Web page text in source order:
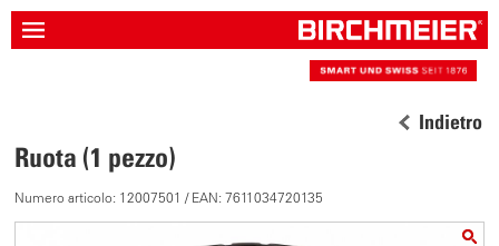
Indietro
Ruota (1 pezzo)
Numero articolo: 12007501 / EAN: 7611034720135